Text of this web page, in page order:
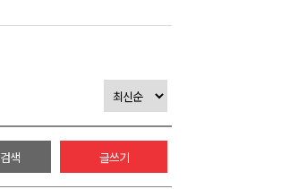
검색 글쓰기